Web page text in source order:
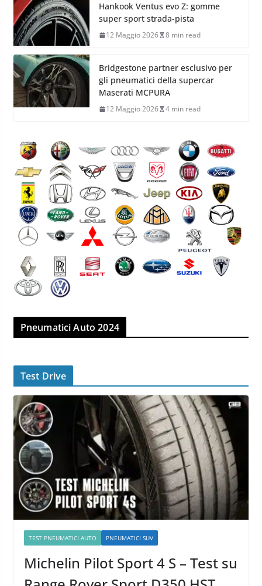
Hankook Ventus evo Z: gomme
super sport strada-pista
12 Maggio 2026 8 min read
Bridgestone partner esclusivo per
gli pneumatici della supercar
Maserati MCPURA
12 Maggio 2026 4 min read
Pneumatici Auto 2024
Test Drive
TEST PNEUMATICI AUTO PNEUMATICI SUV
Michelin Pilot Sport 4 S – Test su